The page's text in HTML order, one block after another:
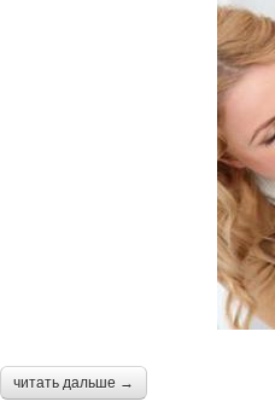
читать дальше →